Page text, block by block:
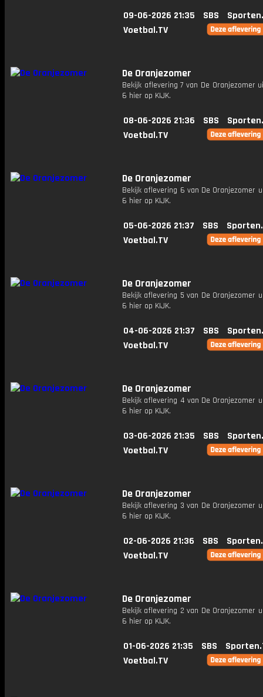
09-06-2026 21:35 SBS
Voetbal.TV
De Oranjezomer
Bekijk aflevering 7 van De Oranjezomer
6 hier op KIJK.
08-06-2026 21:36 SBS
Voetbal.TV
De Oranjezomer
Bekijk aflevering 6 van De Oranjezomer
6 hier op KIJK.
05-06-2026 21:37 SBS
Voetbal.TV
De Oranjezomer
Bekijk aflevering 5 van De Oranjezomer
6 hier op KIJK.
04-06-2026 21:37 SBS
Voetbal.TV
De Oranjezomer
Bekijk aflevering 4 van De Oranjezomer
6 hier op KIJK.
03-06-2026 21:35 SBS
Voetbal.TV
De Oranjezomer
Bekijk aflevering 3 van De Oranjezomer
6 hier op KIJK.
02-06-2026 21:36 SBS
Voetbal.TV
De Oranjezomer
Bekijk aflevering 2 van De Oranjezomer
6 hier op KIJK.
01-06-2026 21:35 SBS
Voetbal.TV